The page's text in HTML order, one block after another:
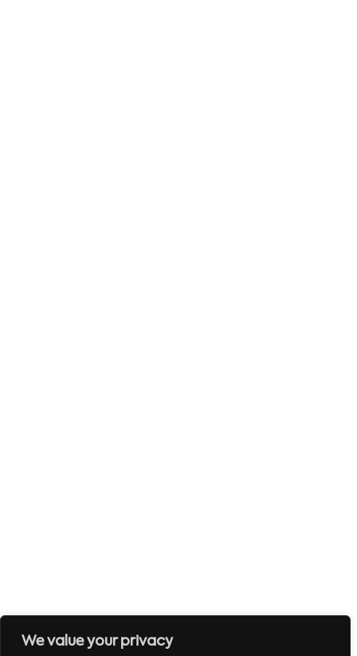
We value your privacy